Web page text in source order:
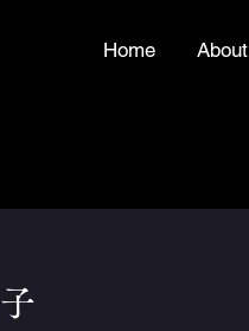
Home About